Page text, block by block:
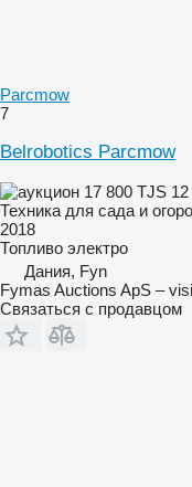
Parcmow
7
Belrobotics Parcmow
17 800 TJS
Техника для сада и
2018
Топливо электро
Дания, Fyn
Fymas Auctions ApS –
Связаться с продавцом